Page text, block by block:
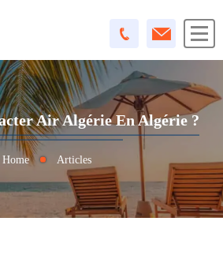
Air Algérie En Algérie ?
Home Articles